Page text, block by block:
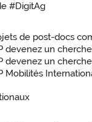
#DigitAg
de post-docs
un
un